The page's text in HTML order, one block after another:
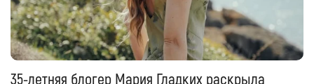
35-летняя блогер Мария Гладких раскрыла